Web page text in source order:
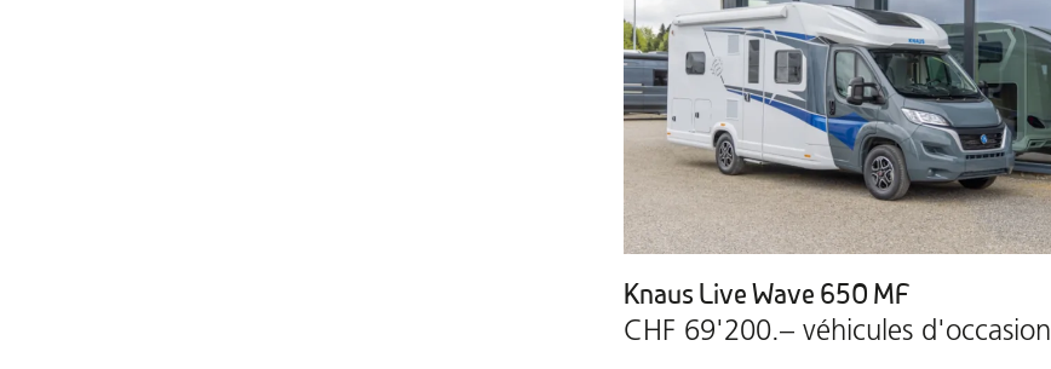
Knaus Live Wave 650 MF
CHF 69'200.– véhicules d'occasion